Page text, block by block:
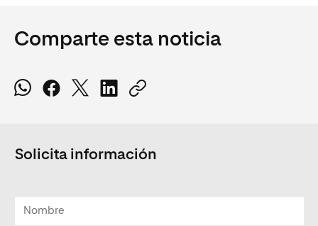
Comparte esta noticia
Solicita información